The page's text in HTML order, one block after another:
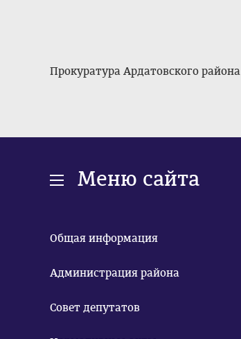
Прокуратура Ардатовского района
Меню сайта
Общая информация
Администрация района
Совет депутатов